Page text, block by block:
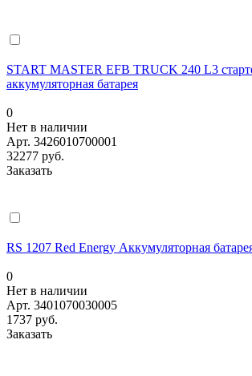
START MASTER EFB TRUCK 240 L3
аккумуляторная батарея
0
Нет в наличии
Арт. 3426010700001
32277 руб.
Заказать
RS 1207 Red Energy Аккумуляторная
0
Нет в наличии
Арт. 3401070030005
1737 руб.
Заказать